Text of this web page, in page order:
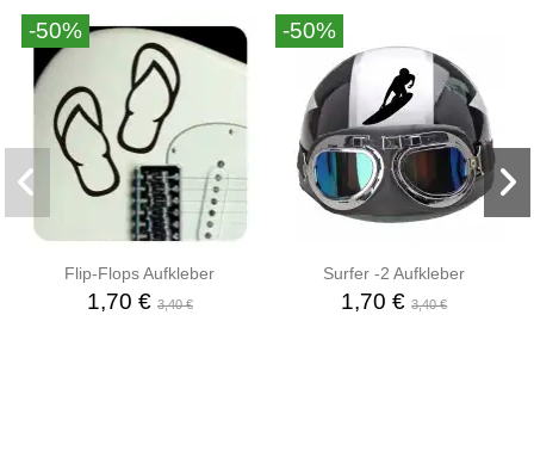
-50%
Flip-Flops Aufkleber
1,70 € 3,40 €
-50%
Surfer -2 Aufkleber
1,70 €3,40 €